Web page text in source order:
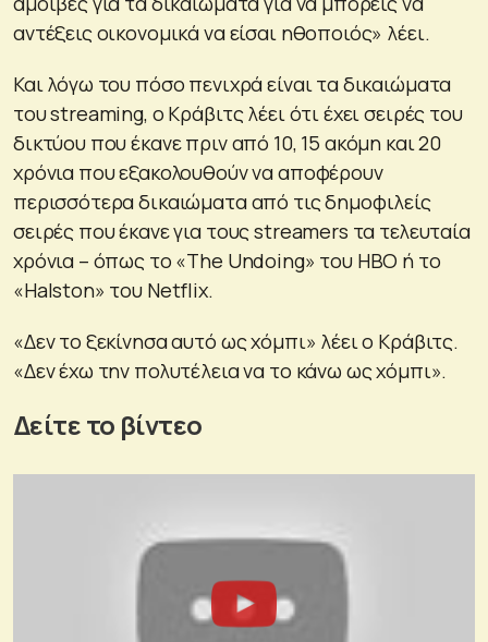
αντέξεις οικονομικά να είσαι ηθοποιός» λέει.
Και λόγω του πόσο πενιχρά είναι τα δικαιώματα
του streaming, ο Κράβιτς λέει ότι έχει σειρές του
δικτύου που έκανε πριν από 10, 15 ακόμη και 20
χρόνια που εξακολουθούν να αποφέρουν
περισσότερα δικαιώματα από τις δημοφιλείς
σειρές που έκανε για τους streamers τα τελευταία
χρόνια – όπως το «The Undoing» του HBO ή το
«Halston» του Netflix.
«Δεν το ξεκίνησα αυτό ως χόμπι» λέει ο Κράβιτς.
«Δεν έχω την πολυτέλεια να το κάνω ως χόμπι».
Δείτε το βίντεο